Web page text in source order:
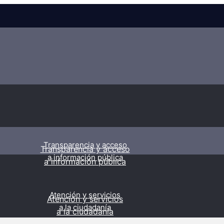
Transparencia y acceso
a información pública
Atención y servicios
a la ciudadanía
Transparencia y acceso
a información pública
Atención y servicios
a la ciudadanía